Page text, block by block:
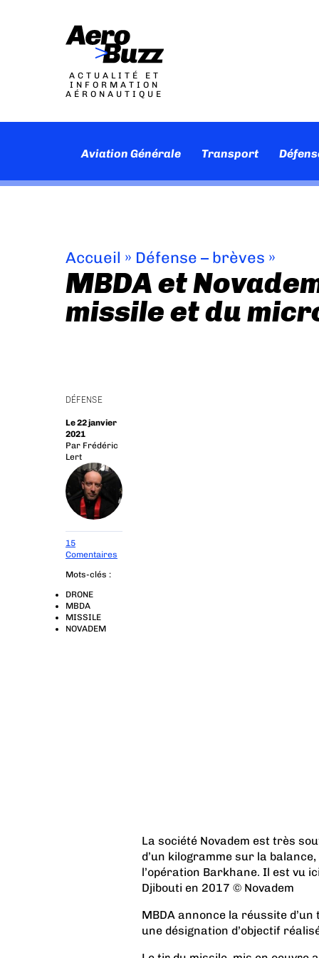
ACTUALITÉ ET
INFORMATION
AÉRONAUTIQUE
Aviation Générale Transport
Accueil » Défense – brèves »
MBDA et
missile et du
DÉFENSE
Le 22 janvier
2021
Par Frédéric
Lert
15
Comentaires
Mots-clés :
DRONE
MBDA
MISSILE
NOVADEM
La société Novadem est très
d’un kilogramme sur la
l’opération Barkhane. Il est vu
Djibouti en 2017 © Novadem
MBDA annonce la réussite d’un
une désignation d’objectif